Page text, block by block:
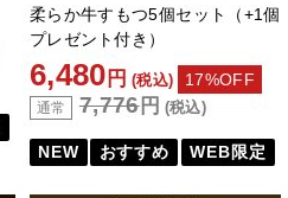
柔らか牛すもつ5個セット（+1個
プレゼント付き）
6,480 円 (税込) 17%OFF
通常 7,776円 (税込)
NEW おすすめ WEB限定